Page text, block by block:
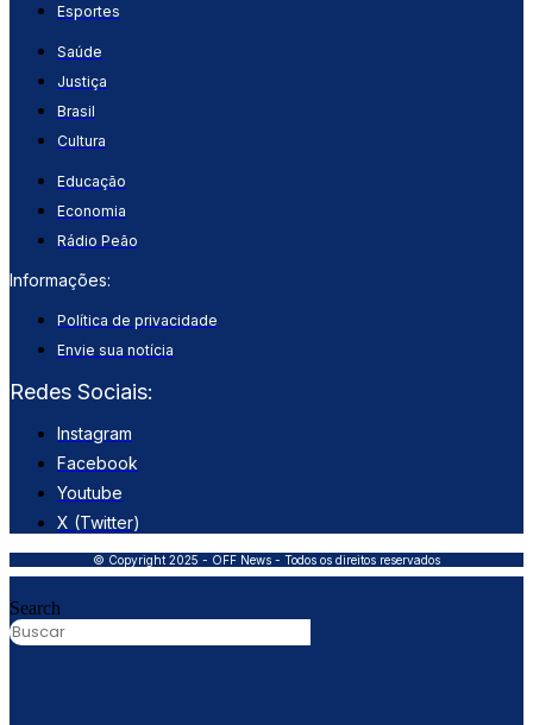
Esportes
Saúde
Justiça
Brasil
Cultura
Educação
Economia
Rádio Peão
Informações:
Política de privacidade
Envie sua notícia
Redes Sociais:
Instagram
Facebook
Youtube
X (Twitter)
© Copyright 2025 - OFF News - Todos os direitos reservados
Search